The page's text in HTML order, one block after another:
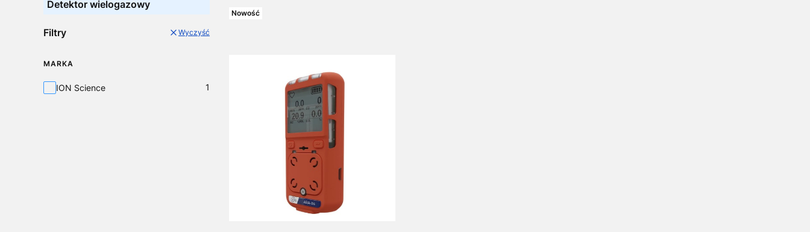
Detektor wielogazowy
Filtry Wyczyść
MARKA
MarkaION Science 1
Nowość